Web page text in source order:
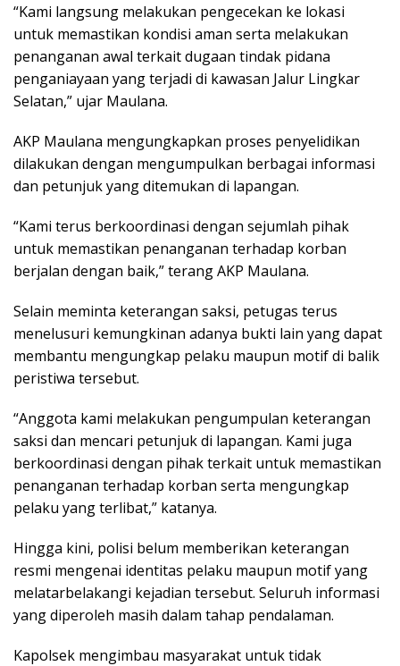
“Kami langsung melakukan pengecekan ke lokasi
untuk memastikan kondisi aman serta melakukan
penanganan awal terkait dugaan tindak pidana
penganiayaan yang terjadi di kawasan Jalur Lingkar
Selatan,” ujar Maulana.
AKP Maulana mengungkapkan proses penyelidikan
dilakukan dengan mengumpulkan berbagai informasi
dan petunjuk yang ditemukan di lapangan.
“Kami terus berkoordinasi dengan sejumlah pihak
untuk memastikan penanganan terhadap korban
berjalan dengan baik,” terang AKP Maulana.
Selain meminta keterangan saksi, petugas terus
menelusuri kemungkinan adanya bukti lain yang dapat
membantu mengungkap pelaku maupun motif di balik
peristiwa tersebut.
“Anggota kami melakukan pengumpulan keterangan
saksi dan mencari petunjuk di lapangan. Kami juga
berkoordinasi dengan pihak terkait untuk memastikan
penanganan terhadap korban serta mengungkap
pelaku yang terlibat,” katanya.
Hingga kini, polisi belum memberikan keterangan
resmi mengenai identitas pelaku maupun motif yang
melatarbelakangi kejadian tersebut. Seluruh informasi
yang diperoleh masih dalam tahap pendalaman.
Kapolsek mengimbau masyarakat untuk tidak